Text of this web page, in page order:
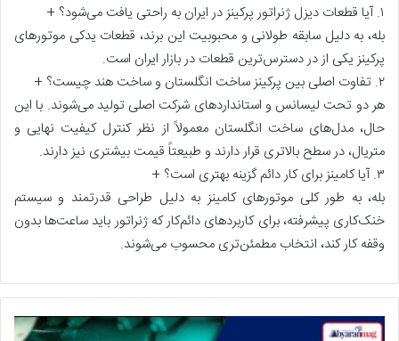
۱. آیا قطعات دیزل ژنراتور پرکینز در ایران به راحتی یافت می‌شود؟
+
بله، به دلیل سابقه طولانی و محبوبیت این برند، قطعات یدکی موتورهای
پرکینز یکی از در دسترس‌ترین قطعات در بازار ایران است.
۲. تفاوت اصلی بین پرکینز ساخت انگلستان و ساخت هند چیست؟
+
هر دو تحت لیسانس و استانداردهای شرکت اصلی تولید می‌شوند. با این
حال، مدل‌های ساخت انگلستان معمولاً از نظر کنترل کیفیت نهایی و
متریال، در سطح بالاتری قرار دارند و طبیعتاً قیمت بیشتری نیز دارند.
۳. آیا کامینز برای کار دائم گزینه بهتری است؟
+
بله، به طور کلی موتورهای کامینز به دلیل طراحی قدرتمند و سیستم
خنک‌کاری پیشرفته، برای کاربردهای دائم‌کار که ژنراتور باید ساعت‌ها بدون
وقفه کار کند، انتخاب مطمئن‌تری محسوب می‌شوند.